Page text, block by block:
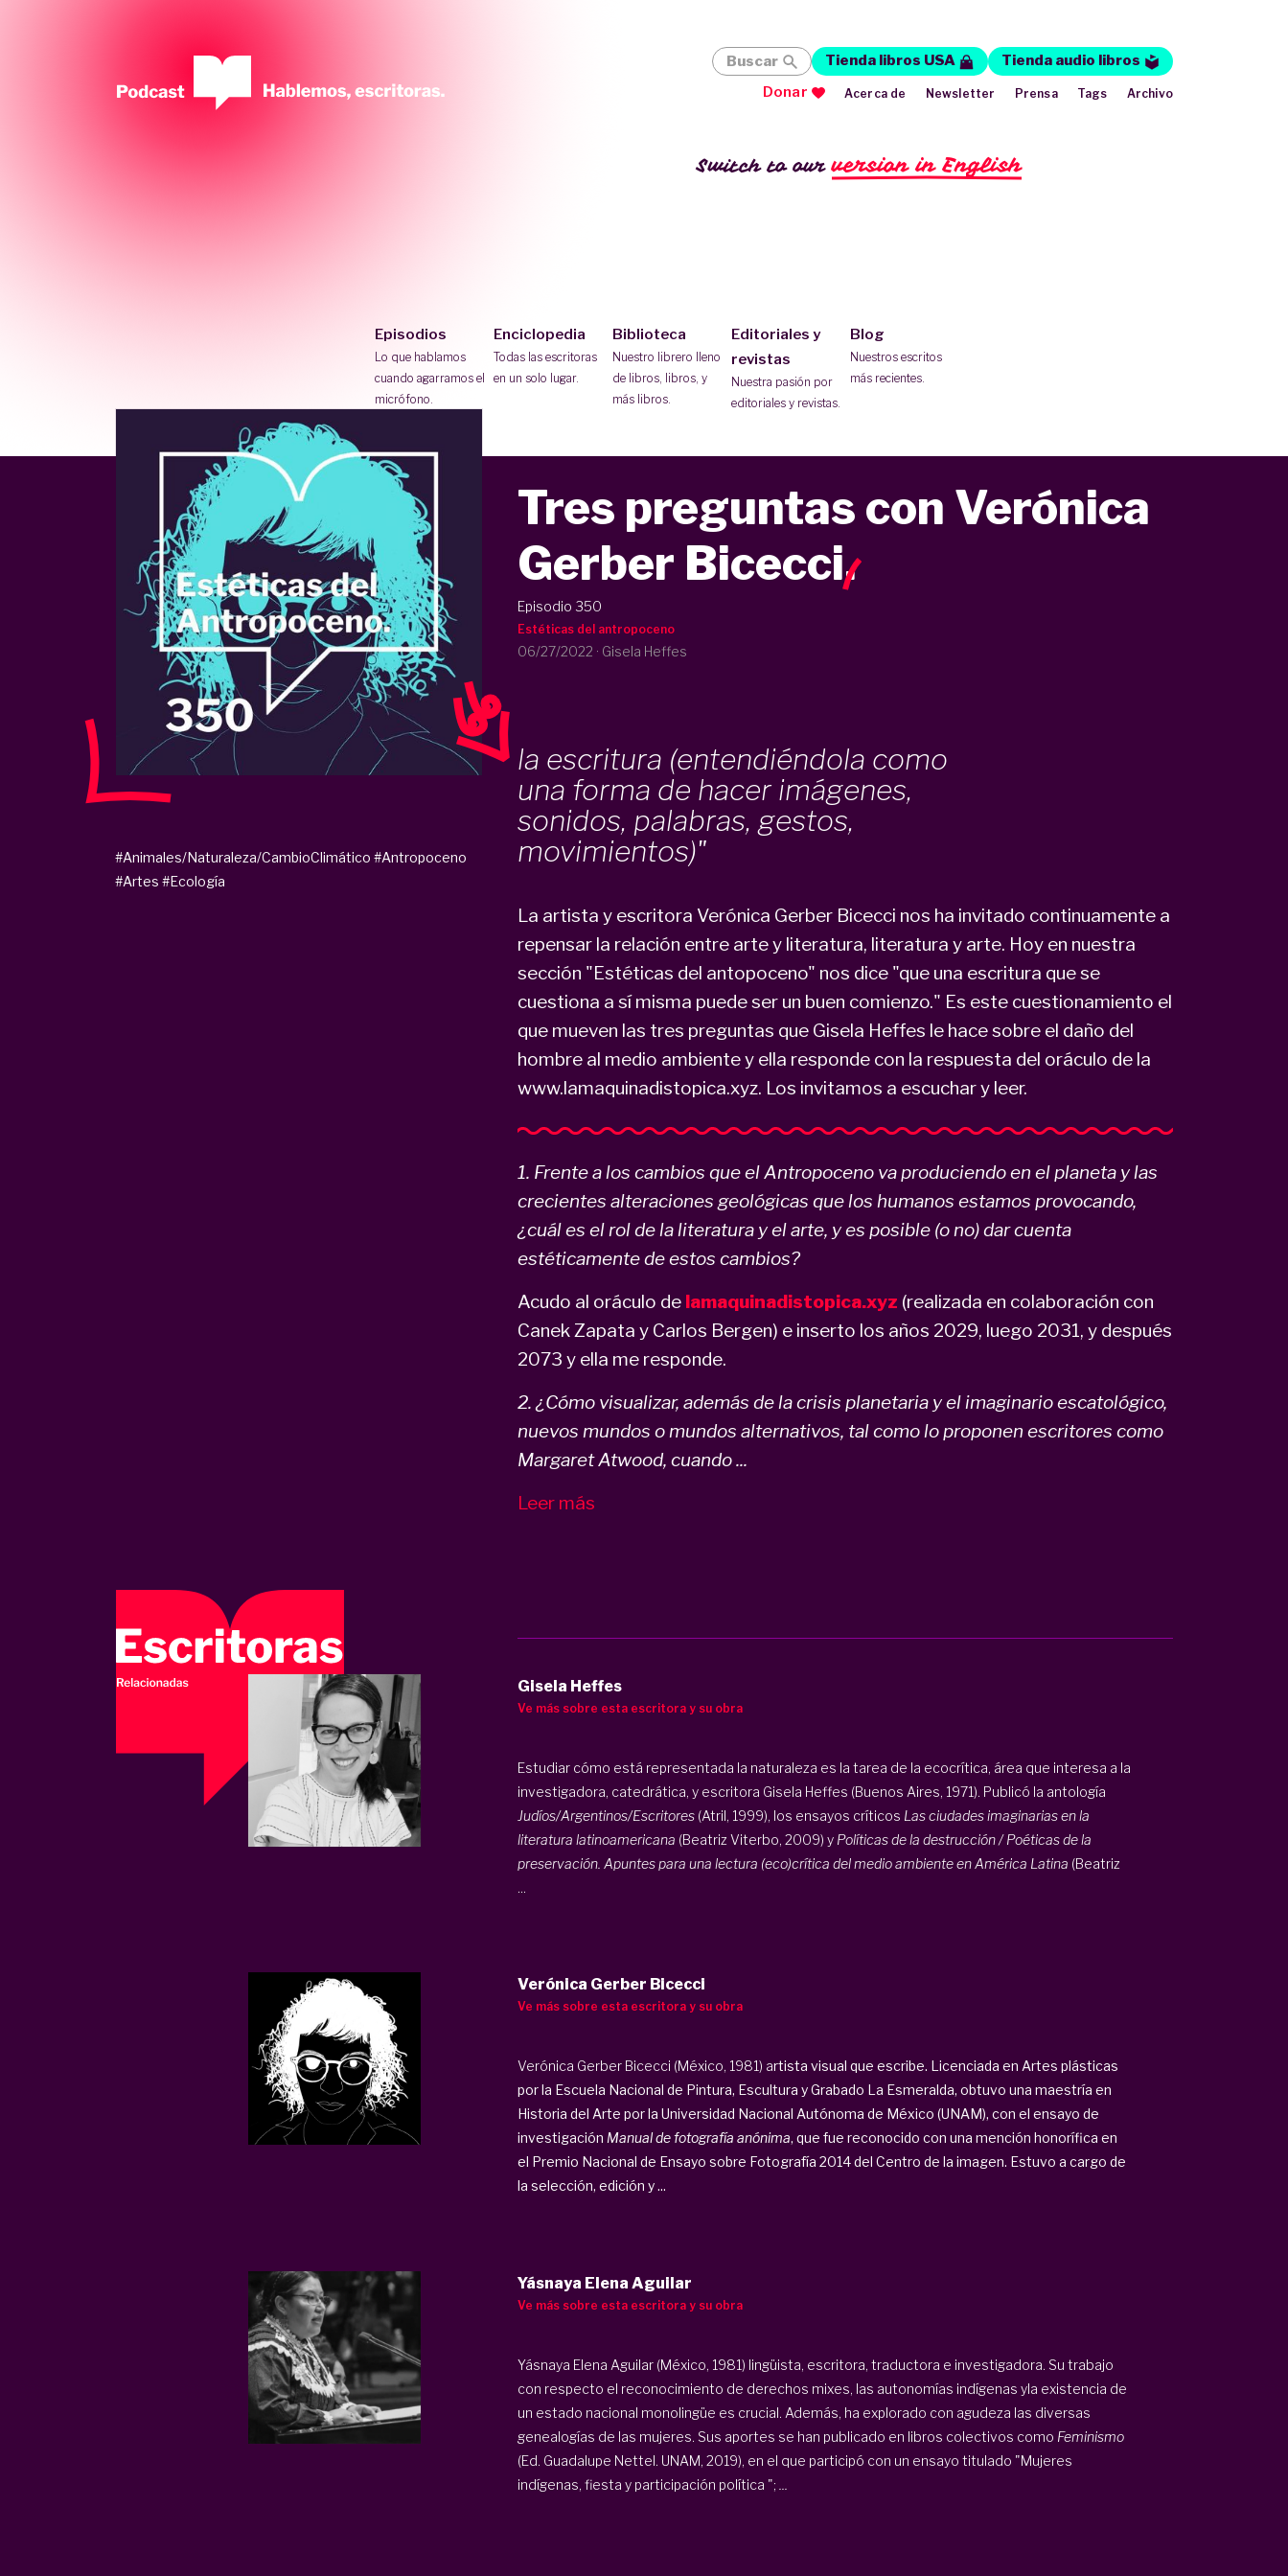
Switch to ourversion in English
Episodios
Lo que hablamos
cuando agarramos el
micrófono.
Enciclopedia
Todas las escritoras
en un solo lugar.
Biblioteca
Nuestro librero lleno
de libros, libros, y
más libros.
Editoriales y
revistas
Nuestra pasión por
editoriales y revistas.
Blog
Nuestros escritos
más recientes.
Buscar Tienda libros USA
Tienda audio libros
Donar
Acerca de Newsletter Prensa Tags Archivo
Tres preguntas con Verónica
Gerber Bicecci.
Episodio 350
Estéticas del antropoceno
06/27/2022 · Gisela Heffes
la escritura (entendiéndola como
una forma de hacer imágenes,
sonidos, palabras, gestos,
movimientos)"
La artista y escritora Verónica Gerber Bicecci nos ha invitado continuamente a
repensar la relación entre arte y literatura, literatura y arte. Hoy en nuestra
sección "Estéticas del antopoceno" nos dice "que una escritura que se
cuestiona a sí misma puede ser un buen comienzo." Es este cuestionamiento el
que mueven las tres preguntas que Gisela Heffes le hace sobre el daño del
hombre al medio ambiente y ella responde con la respuesta del oráculo de la
www.lamaquinadistopica.xyz. Los invitamos a escuchar y leer.
1. Frente a los cambios que el Antropoceno va produciendo en el planeta y las
crecientes alteraciones geológicas que los humanos estamos provocando,
¿cuál es el rol de la literatura y el arte, y es posible (o no) dar cuenta
estéticamente de estos cambios?
Acudo al oráculo de lamaquinadistopica.xyz (realizada en colaboración con
Canek Zapata y Carlos Bergen) e inserto los años 2029, luego 2031, y después
2073 y ella me responde.
2. ¿Cómo visualizar, además de la crisis planetaria y el imaginario escatológico,
nuevos mundos o mundos alternativos, tal como lo proponen escritores como
Margaret Atwood, cuando ...
Leer más
#Animales/Naturaleza/CambioClimático #Antropoceno
#Artes #Ecología
Gisela Heffes
Ve más sobre esta escritora y su obra
Estudiar cómo está representada la naturaleza es la tarea de la ecocrítica, área que interesa a la
investigadora, catedrática, y escritora Gisela Heffes (Buenos Aires, 1971). Publicó la antología
Judíos/Argentinos/Escritores(Atril, 1999), los ensayos críticos Las ciudades imaginarias en la
literatura latinoamericana (Beatriz Viterbo, 2009) y Políticas de la destrucción / Poéticas de la
preservación. Apuntes para una lectura (eco)crítica del medio ambiente en América Latina (Beatriz
...
Verónica Gerber Bicecci
Ve más sobre esta escritora y su obra
Verónica Gerber Bicecci (México, 1981) artista visual que escribe. Licenciada en Artes plásticas
por la Escuela Nacional de Pintura, Escultura y Grabado La Esmeralda, obtuvo una maestría en
Historia del Arte por la Universidad Nacional Autónoma de México (UNAM), con el ensayo de
investigación Manual de fotografía anónima, que fue reconocido con una mención honorífica en
el Premio Nacional de Ensayo sobre Fotografía 2014 del Centro de la imagen. Estuvo a cargo de
la selección, edición y ...
Yásnaya Elena Aguilar
Ve más sobre esta escritora y su obra
Yásnaya Elena Aguilar (México, 1981) lingüista, escritora, traductora e investigadora. Su trabajo
con respecto el reconocimiento de derechos mixes, las autonomías indígenas yla existencia de
un estado nacional monolingüe es crucial. Además, ha explorado con agudeza las diversas
genealogías de las mujeres. Sus aportes se han publicado en libros colectivos como Feminismo
(Ed. Guadalupe Nettel. UNAM, 2019), en el que participó con un ensayo titulado "Mujeres
indígenas, fiesta y participación política "; ...